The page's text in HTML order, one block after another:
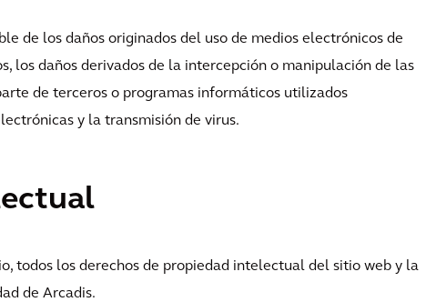
de los daños originados del uso de medios electrónicos de
los daños derivados de la intercepción o manipulación de las
de terceros o programas informáticos utilizados
y la transmisión de virus.
todos los derechos de propiedad intelectual del sitio web y la
de Arcadis.